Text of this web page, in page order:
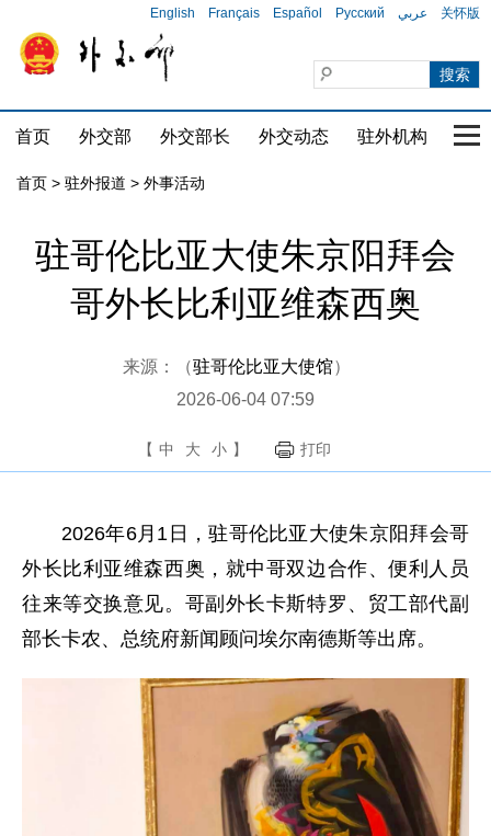
English Français Español Русский عربي 关怀版
首页 外交部 外交部长 外交动态 驻外机构 国
首页 > 驻外报道 > 外事活动
驻哥伦比亚大使朱京阳拜会
哥外长比利亚维森西奥
来源：（驻哥伦比亚大使馆）
2026-06-04 07:59
【 中 大 小 】 打印
2026年6月1日，驻哥伦比亚大使朱京阳拜会哥
外长比利亚维森西奥，就中哥双边合作、便利人员
往来等交换意见。哥副外长卡斯特罗、贸工部代副
部长卡农、总统府新闻顾问埃尔南德斯等出席。